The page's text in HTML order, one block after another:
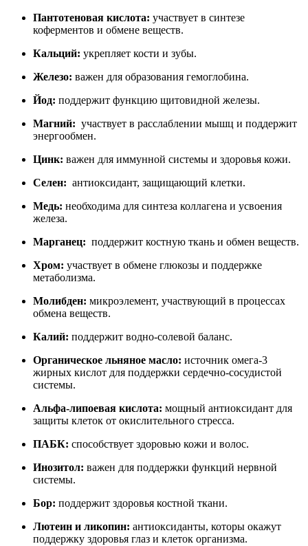
Пантотеновая кислота: участвует в синтезе
коферментов и обмене веществ.
Кальций: укрепляет кости и зубы.
Железо: важен для образования гемоглобина.
Йод: поддержит функцию щитовидной железы.
Магний: участвует в расслаблении мышц и поддержит
энергообмен.
Цинк: важен для иммунной системы и здоровья кожи.
Селен: антиоксидант, защищающий клетки.
Медь: необходима для синтеза коллагена и усвоения
железа.
Марганец: поддержит костную ткань и обмен веществ.
Хром: участвует в обмене глюкозы и поддержке
метаболизма.
Молибден: микроэлемент, участвующий в процессах
обмена веществ.
Калий: поддержит водно-солевой баланс.
Органическое льняное масло: источник омега-3
жирных кислот для поддержки сердечно-сосудистой
системы.
Альфа-липоевая кислота: мощный антиоксидант для
защиты клеток от окислительного стресса.
ПАБК: способствует здоровью кожи и волос.
Инозитол: важен для поддержки функций нервной
системы.
Бор: поддержит здоровья костной ткани.
Лютеин и ликопин: антиоксиданты, которы окажут
поддержку здоровья глаз и клеток организма.